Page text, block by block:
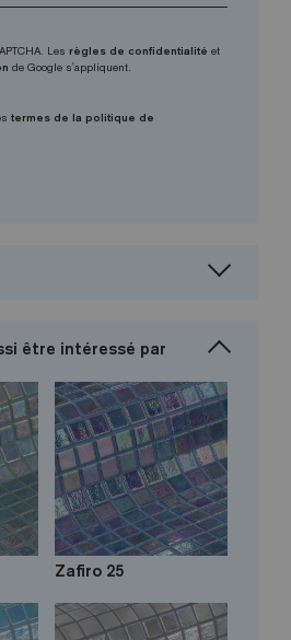
Les règles de confidentialité et
de Google s'appliquent.
termes de la politique de
être intéressé par
Zafiro 25